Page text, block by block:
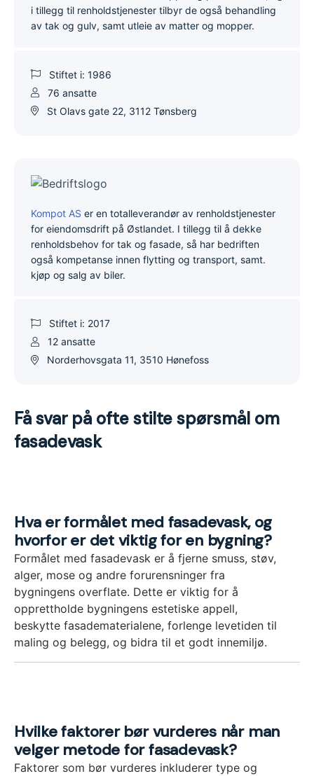
i tillegg til renholdstjenester tilbyr de også behandling
av tak og gulv, samt utleie av matter og mopper.
Stiftet i: 1986
76 ansatte
St Olavs gate 22, 3112 Tønsberg
Kompot AS er en totalleverandør av renholdstjenester
for eiendomsdrift på Østlandet. I tillegg til å dekke
renholdsbehov for tak og fasade, så har bedriften
også kompetanse innen flytting og transport, samt.
kjøp og salg av biler.
Stiftet i: 2017
12 ansatte
Norderhovsgata 11, 3510 Hønefoss
Få svar på ofte stilte spørsmål om
fasadevask
Hva er formålet med fasadevask, og
hvorfor er det viktig for en bygning?
Formålet med fasadevask er å fjerne smuss, støv,
alger, mose og andre forurensninger fra
bygningens overflate. Dette er viktig for å
opprettholde bygningens estetiske appell,
beskytte fasadematerialene, forlenge levetiden til
maling og belegg, og bidra til et godt innemiljø.
Hvilke faktorer bør vurderes når man
velger metode for fasadevask?
Faktorer som bør vurderes inkluderer type og